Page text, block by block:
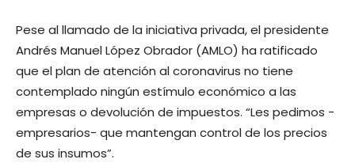
Pese al llamado de la iniciativa privada, el presidente
Andrés Manuel López Obrador (AMLO) ha ratificado
que el plan de atención al coronavirus no tiene
contemplado ningún estímulo económico a las
empresas o devolución de impuestos. “Les pedimos -
empresarios- que mantengan control de los precios
de sus insumos”.